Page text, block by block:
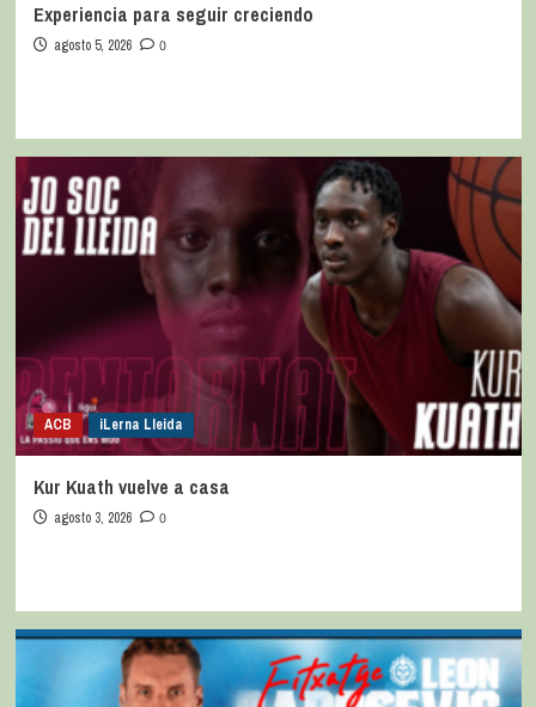
Experiencia para seguir creciendo
agosto 5, 2026 0
ACB iLerna Lleida
Kur Kuath vuelve a casa
agosto 3, 2026 0